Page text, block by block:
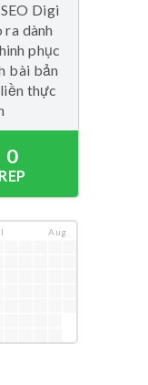
Digi
ra dành
phục
bài bản
thực
0
REP
Aug